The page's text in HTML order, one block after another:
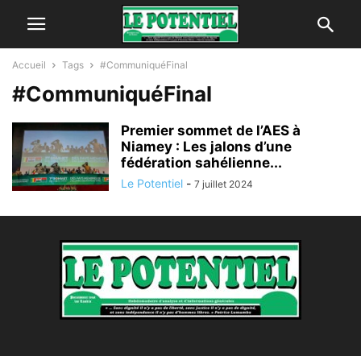
Accueil Tags #CommuniquéFinal
#CommuniquéFinal
Premier sommet de l’AES à
Niamey : Les jalons d’une
fédération sahélienne...
Le Potentiel - 7 juillet 2024